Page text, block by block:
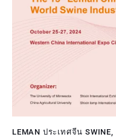
LEMAN ประเทศจีน SWINE